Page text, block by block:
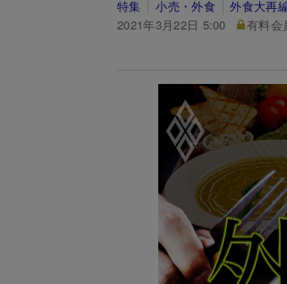
特集 小売・外食
外食大再
2021年3月22日 5:00
有料会